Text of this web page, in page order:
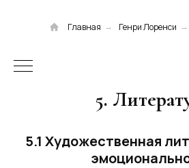
Главная → Генри Лоренси →
5.
5.1 Художественная